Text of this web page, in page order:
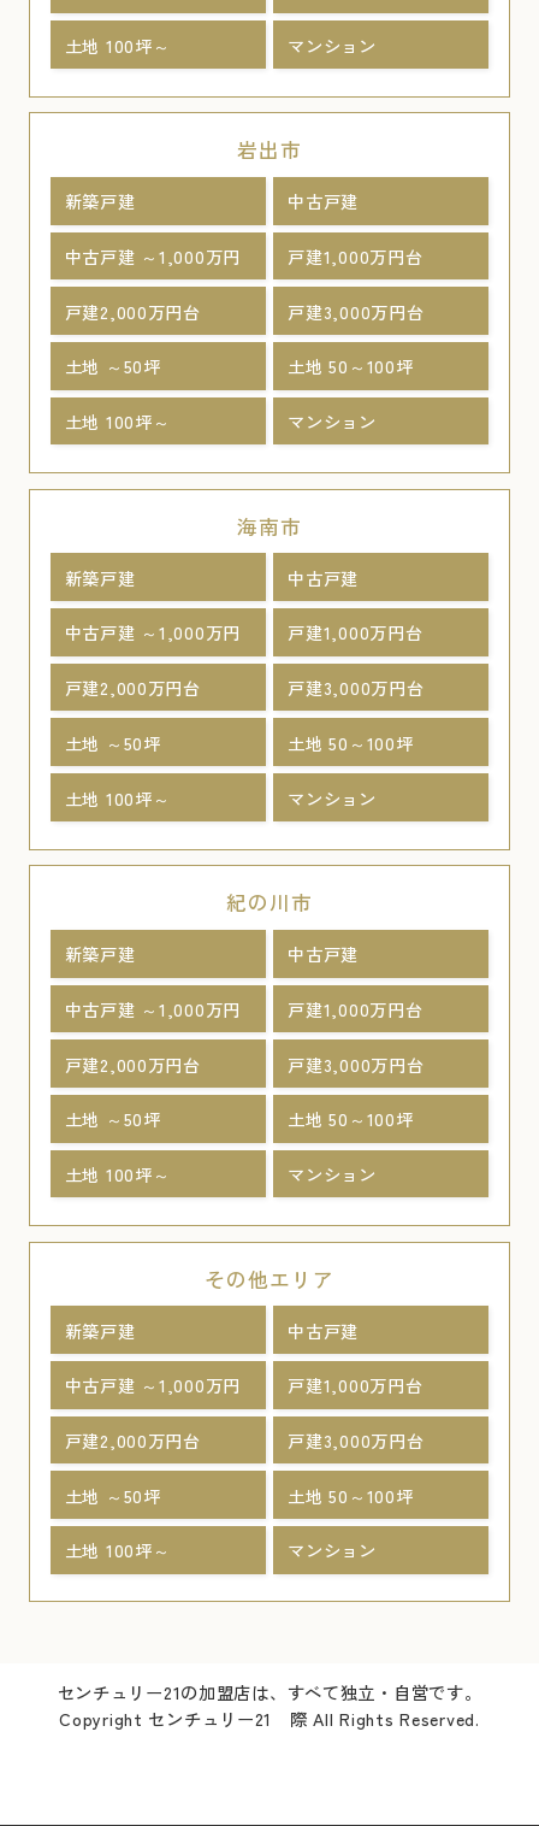
土地 100坪～ マンション
岩出市
新築戸建 中古戸建
中古戸建 ～1,000万円 戸建1,000万円台
戸建2,000万円台 戸建3,000万円台
土地 ～50坪 土地 50～100坪
土地 100坪～ マンション
海南市
新築戸建 中古戸建
中古戸建 ～1,000万円 戸建1,000万円台
戸建2,000万円台 戸建3,000万円台
土地 ～50坪 土地 50～100坪
土地 100坪～ マンション
紀の川市
新築戸建 中古戸建
中古戸建 ～1,000万円 戸建1,000万円台
戸建2,000万円台 戸建3,000万円台
土地 ～50坪 土地 50～100坪
土地 100坪～ マンション
その他エリア
新築戸建 中古戸建
中古戸建 ～1,000万円 戸建1,000万円台
戸建2,000万円台 戸建3,000万円台
土地 ～50坪 土地 50～100坪
土地 100坪～ マンション
センチュリー21の加盟店は、すべて独立・自営です。
Copyright センチュリー21 際 All Rights Reserved.